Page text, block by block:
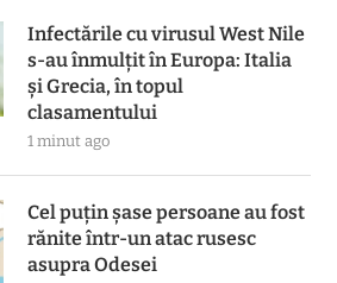
Infectările cu virusul West Nile
s-au înmulțit în Europa: Italia
și Grecia, în topul
clasamentului
1 minut ago
Cel puțin șase persoane au fost
rănite într-un atac rusesc
asupra Odesei